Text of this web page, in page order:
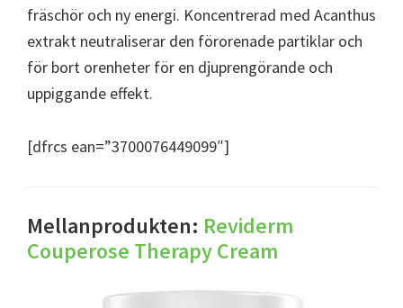
fräschör och ny energi. Koncentrerad med Acanthus
extrakt neutraliserar den förorenade partiklar och
för bort orenheter för en djuprengörande och
uppiggande effekt.
[dfrcs ean=”3700076449099″]
Mellanprodukten: Reviderm
Couperose Therapy Cream